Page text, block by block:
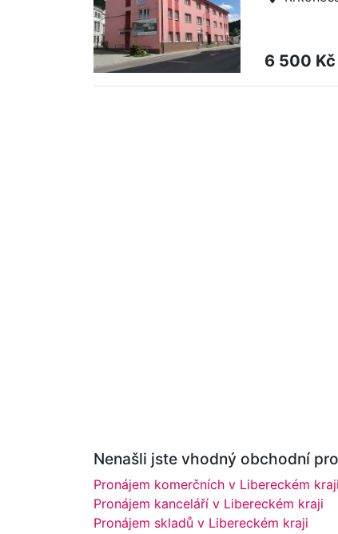
6 500 Kč
Nenašli jste vhodný obchodní
Pronájem komerčních v Libereckém kraji
Pronájem kanceláří v Libereckém kraji
Pronájem skladů v Libereckém kraji